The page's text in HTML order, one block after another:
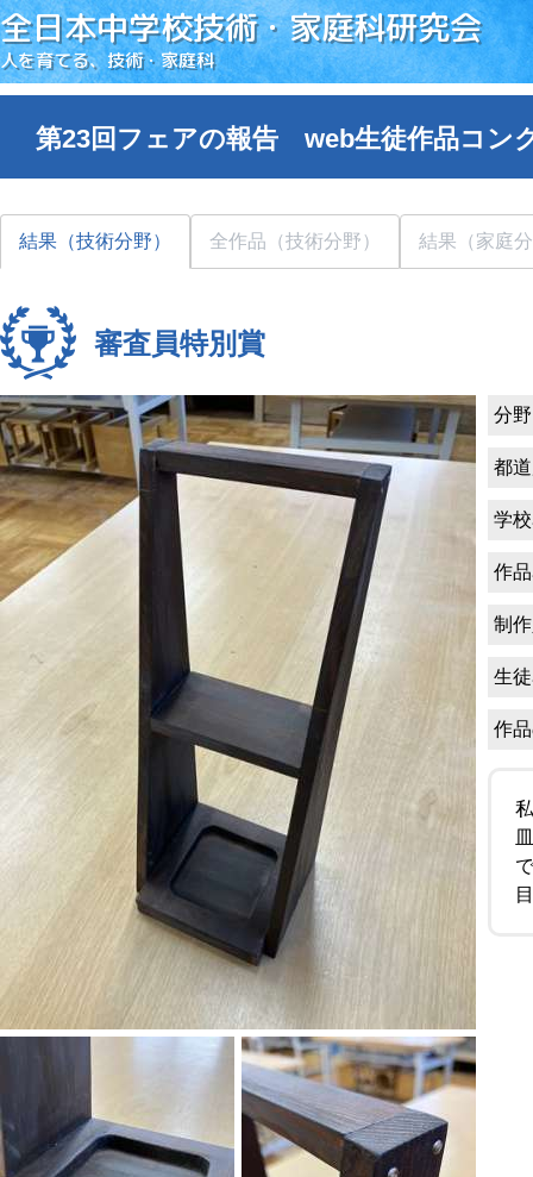
全日本中学校技術・家庭科研究会
人を育てる、技術・家庭科
第23回フェアの報告 web生徒作品コン
結果（技術分野） 全作品（技術分野） 結果（家庭
審査員特別賞
分
都
学
作
制
生
作